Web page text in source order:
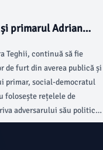
primarul Adrian
Teghii, continuă să fie
de furt din averea publică și
primar, social-democratul
folosește rețelele de
adversarului său politic,
deosebit de profesionist.